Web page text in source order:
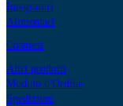
Integratori
Alimentari
Cosmesi
Altri prodotti
Modulo d'Ordine
Spedizioni